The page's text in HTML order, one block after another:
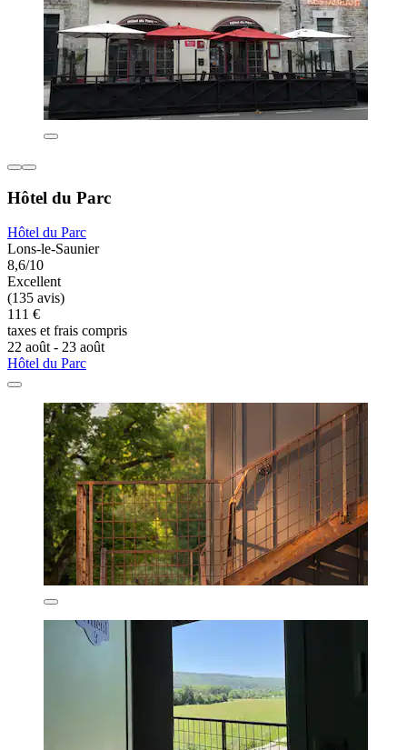
Hôtel du Parc
Hôtel du Parc
Lons-le-Saunier
8,6/10
Excellent
(135 avis)
111 €
taxes et frais compris
22 août - 23 août
Hôtel du Parc